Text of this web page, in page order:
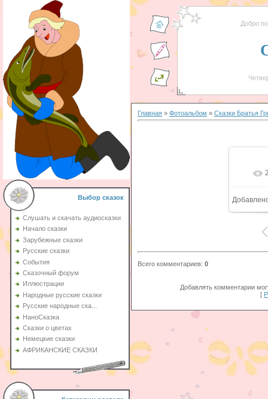
Выбор сказок
Слушать и скачать аудиосказки
Начало сказки
Зарубежные сказки
Русские сказки
События
Сказочный форум
Иллюстрации
Народные русские сказки
Русские народные ска...
НаноСказка
Сказки о цветах
Немецкие сказки
АФРИКАНСКИЕ СКАЗКИ
Добро
Главная » Фотоальбом » Сказки Братья
Всего комментариев: 0
Добавлять комментарии
[